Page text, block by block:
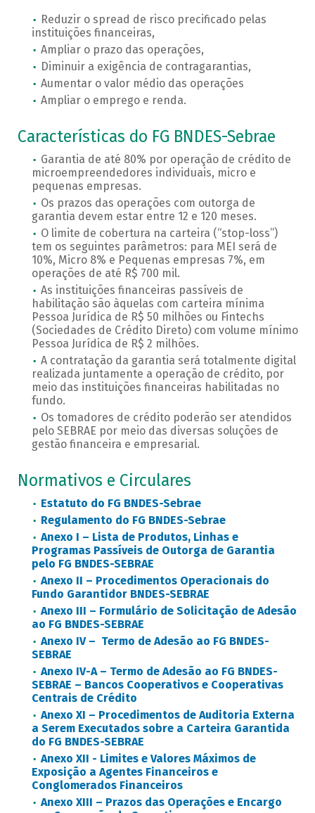
Reduzir o spread de risco precificado pelas
instituições financeiras,
Ampliar o prazo das operações,
Diminuir a exigência de contragarantias,
Aumentar o valor médio das operações
Ampliar o emprego e renda.
Características do FG BNDES-Sebrae
Garantia de até 80% por operação de crédito de
microempreendedores individuais, micro e
pequenas empresas.
Os prazos das operações com outorga de
garantia devem estar entre 12 e 120 meses.
O limite de cobertura na carteira (“stop-loss”)
tem os seguintes parâmetros: para MEI será de
10%, Micro 8% e Pequenas empresas 7%, em
operações de até R$ 700 mil.
As instituições financeiras passíveis de
habilitação são àquelas com carteira mínima
Pessoa Jurídica de R$ 50 milhões ou Fintechs
(Sociedades de Crédito Direto) com volume mínimo
Pessoa Jurídica de R$ 2 milhões.
A contratação da garantia será totalmente digital
realizada juntamente a operação de crédito, por
meio das instituições financeiras habilitadas no
fundo.
Os tomadores de crédito poderão ser atendidos
pelo SEBRAE por meio das diversas soluções de
gestão financeira e empresarial.
Normativos e Circulares
Estatuto do FG BNDES-Sebrae
Regulamento do FG BNDES-Sebrae
Anexo I – Lista de Produtos, Linhas e
Programas Passíveis de Outorga de Garantia
pelo FG BNDES-SEBRAE
Anexo II – Procedimentos Operacionais do
Fundo Garantidor BNDES-SEBRAE
Anexo III – Formulário de Solicitação de Adesão
ao FG BNDES-SEBRAE
Anexo IV – Termo de Adesão ao FG BNDES-
SEBRAE
Anexo IV-A – Termo de Adesão ao FG BNDES-
SEBRAE – Bancos Cooperativos e Cooperativas
Centrais de Crédito
Anexo XI – Procedimentos de Auditoria Externa
a Serem Executados sobre a Carteira Garantida
do FG BNDES-SEBRAE
Anexo XII - Limites e Valores Máximos de
Exposição a Agentes Financeiros e
Conglomerados Financeiros
Anexo XIII – Prazos das Operações e Encargo